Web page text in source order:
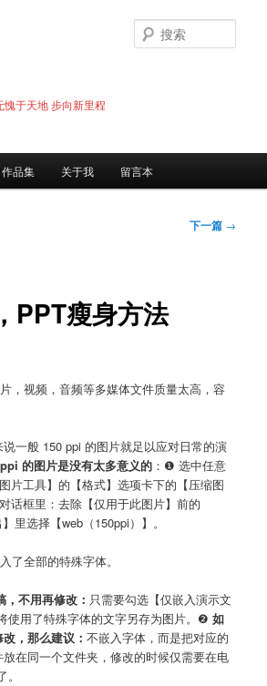
于天地 步向新里程
索
作品集 关于我 留言本
下一篇 →
PPT瘦身方法
，视频，音频等多媒体文件质量太高，容
一般 150 ppi 的图片就足以应对日常的演
的图片是没有太多意义的 ：❶ 选中任意
片工具】的【格式】选项卡下的【压缩图
话框里：去除【仅用于此图片】前的
里选择【web（150ppi）】。
了全部的特殊字体。
不用再修改： 只需要勾选【仅嵌入演示文
使用了特殊字体的文字另存为图片。❷ 如
，那么建议：不嵌入字体，而是把对应的
在同一个文件夹，修改的时候仅需要在电